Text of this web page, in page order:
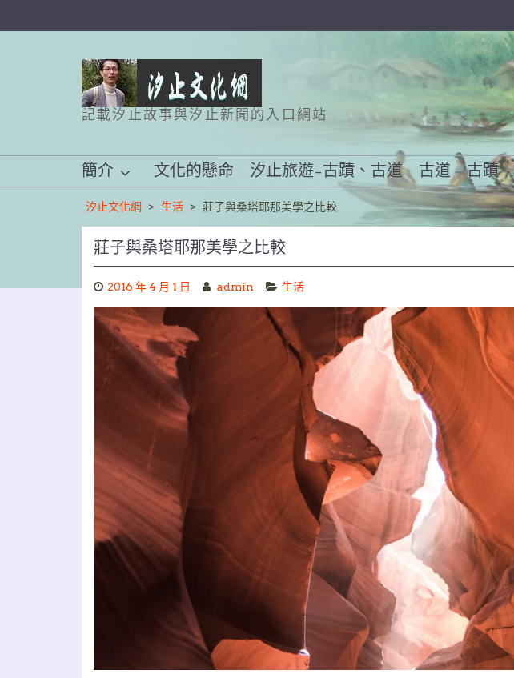
記載汐止故事與汐止新聞的入口網站
簡介 文化的懸命 汐止旅遊–古蹟、古道 古道 古蹟
汐止文化網 > 生活 > 莊子與桑塔耶那美學之比較
莊子與桑塔耶那美學之比較
2016 年 4 月 1 日 admin 生活